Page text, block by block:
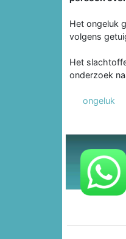
Het ongeluk
volgens
Het
onderzoek
ongeluk